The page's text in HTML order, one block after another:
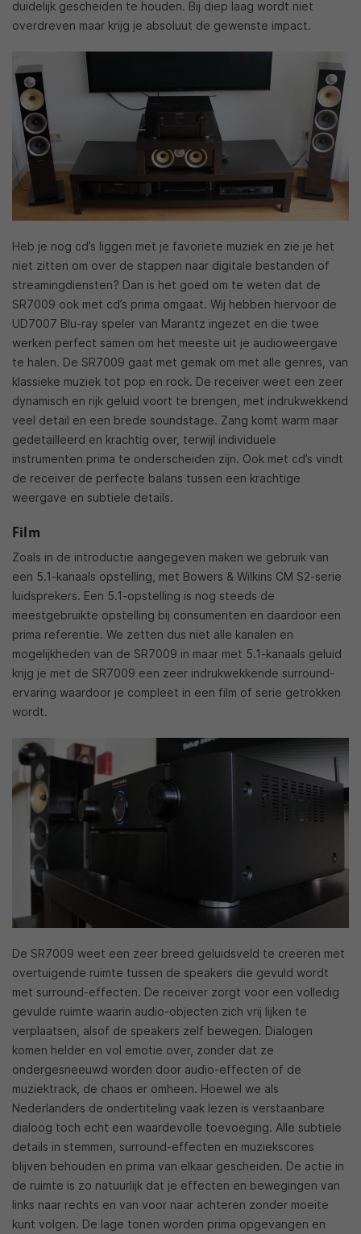
duidelijk gescheiden te houden. Bij diep laag wordt niet
overdreven maar krijg je absoluut de gewenste impact.
Heb je nog cd’s liggen met je favoriete muziek en zie je het
niet zitten om over de stappen naar digitale bestanden of
streamingdiensten? Dan is het goed om te weten dat de
SR7009 ook met cd’s prima omgaat. Wij hebben hiervoor de
UD7007 Blu-ray speler van Marantz ingezet en die twee
werken perfect samen om het meeste uit je audioweergave
te halen. De SR7009 gaat met gemak om met alle genres, van
klassieke muziek tot pop en rock. De receiver weet een zeer
dynamisch en rijk geluid voort te brengen, met indrukwekkend
veel detail en een brede soundstage. Zang komt warm maar
gedetailleerd en krachtig over, terwijl individuele
instrumenten prima te onderscheiden zijn. Ook met cd’s vindt
de receiver de perfecte balans tussen een krachtige
weergave en subtiele details.
Film
Zoals in de introductie aangegeven maken we gebruik van
een 5.1-kanaals opstelling, met Bowers & Wilkins CM S2-serie
luidsprekers. Een 5.1-opstelling is nog steeds de
meestgebruikte opstelling bij consumenten en daardoor een
prima referentie. We zetten dus niet alle kanalen en
mogelijkheden van de SR7009 in maar met 5.1-kanaals geluid
krijg je met de SR7009 een zeer indrukwekkende surround-
ervaring waardoor je compleet in een film of serie getrokken
wordt.
De SR7009 weet een zeer breed geluidsveld te creëren met
overtuigende ruimte tussen de speakers die gevuld wordt
met surround-effecten. De receiver zorgt voor een volledig
gevulde ruimte waarin audio-objecten zich vrij lijken te
verplaatsen, alsof de speakers zelf bewegen. Dialogen
komen helder en vol emotie over, zonder dat ze
ondergesneeuwd worden door audio-effecten of de
muziektrack, de chaos er omheen. Hoewel we als
Nederlanders de ondertiteling vaak lezen is verstaanbare
dialoog toch echt een waardevolle toevoeging. Alle subtiele
details in stemmen, surround-effecten en muziekscores
blijven behouden en prima van elkaar gescheiden. De actie in
de ruimte is zo natuurlijk dat je effecten en bewegingen van
links naar rechts en van voor naar achteren zonder moeite
kunt volgen. De lage tonen worden prima opgevangen en